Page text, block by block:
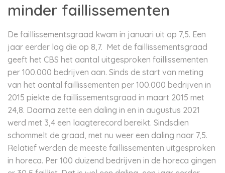
minder faillissementen
De faillissementsgraad kwam in januari uit op 7,5. Een
jaar eerder lag die op 8,7. Met de faillissementsgraad
geeft het CBS het aantal uitgesproken faillissementen
per 100.000 bedrijven aan. Sinds de start van meting
van het aantal faillissementen per 100.000 bedrijven in
2015 piekte de faillissementsgraad in maart 2015 met
24,8. Daarna zette een daling in en in augustus 2021
werd met 3,4 een laagterecord bereikt. Sindsdien
schommelt de graad, met nu weer een daling naar 7,5.
Relatief werden de meeste faillissementen uitgesproken
in horeca. Per 100 duizend bedrijven in de horeca gingen